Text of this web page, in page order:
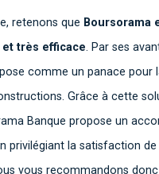
retenons que Boursorama
très efficace. Par ses
comme un panace pour
Grâce à cette
Banque propose un
privilégiant la satisfaction de
vous recommandons